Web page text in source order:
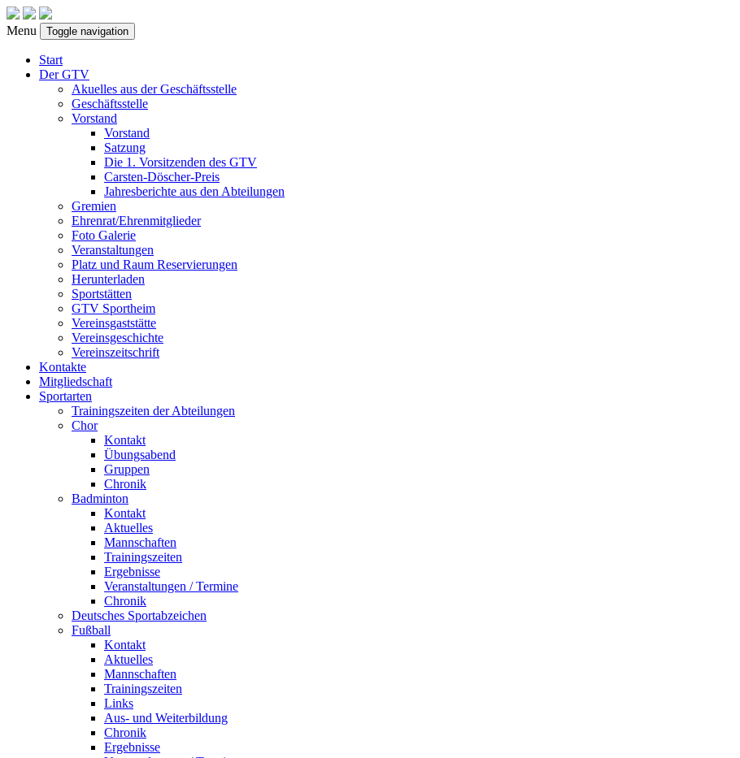
Menu Toggle navigation
Start
Der GTV
Akuelles aus der Geschäftsstelle
Geschäftsstelle
Vorstand
Vorstand
Satzung
Die 1. Vorsitzenden des GTV
Carsten-Döscher-Preis
Jahresberichte aus den Abteilungen
Gremien
Ehrenrat/Ehrenmitglieder
Foto Galerie
Veranstaltungen
Platz und Raum Reservierungen
Herunterladen
Sportstätten
GTV Sportheim
Vereinsgaststätte
Vereinsgeschichte
Vereinszeitschrift
Kontakte
Mitgliedschaft
Sportarten
Trainingszeiten der Abteilungen
Chor
Kontakt
Übungsabend
Gruppen
Chronik
Badminton
Kontakt
Aktuelles
Mannschaften
Trainingszeiten
Ergebnisse
Veranstaltungen / Termine
Chronik
Deutsches Sportabzeichen
Fußball
Kontakt
Aktuelles
Mannschaften
Trainingszeiten
Links
Aus- und Weiterbildung
Chronik
Ergebnisse